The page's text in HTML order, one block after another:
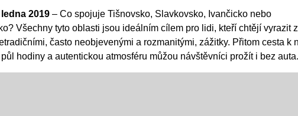
2019 – Co spojuje Tišnovsko, Slavkovsko, Ivančicko nebo
Všechny tyto oblasti jsou ideálním cílem pro lidi, kteří chtějí vyrazit z
často neobjevenými a rozmanitými, zážitky. Přitom cesta k
hodiny a autentickou atmosféru můžou návštěvníci prožít i bez auta.
Brno je městem známým pro zajímavé památky,
restaurace, divadla a univerzity. Mimo jiné je
místem, kde si můžete legálně a bezpečně
různé kasinové hry. V neustále kvetoucí
metropoli naleznete širokou nabídku her od